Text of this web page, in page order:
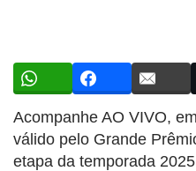
Acompanhe AO VIVO,
válido pelo Grande
etapa da temporada